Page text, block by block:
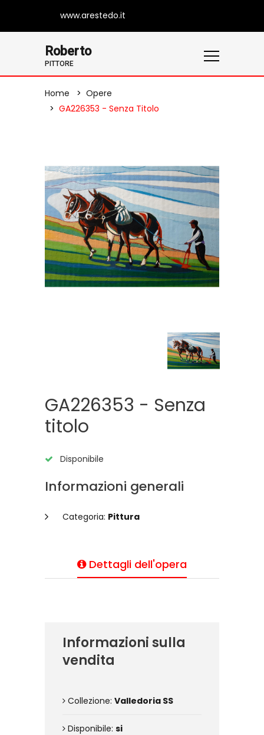
www.arestedo.it
Roberto
PITTORE
Home
Opere
GA226353 - Senza Titolo
GA226353 - Senza
titolo
Disponibile
Informazioni generali
Categoria: Pittura
Dettagli dell'opera
Informazioni sulla
vendita
Collezione: Valledoria SS
Disponibile: si